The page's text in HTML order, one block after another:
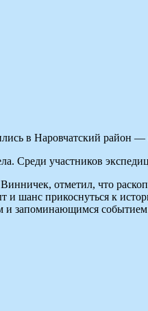
в Наровчатский район
Среди участников
отметил, что
и шанс прикоснуться к
и запоминающимся